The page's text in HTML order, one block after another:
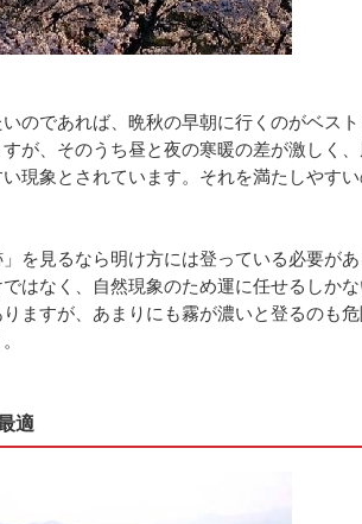
のであれば、晩秋の早朝に行くのがベスト
が、そのうち昼と夜の寒暖の差が激しく
現象とされています。それを満たしやすい
を見るなら明け方には登っている必要が
はなく、自然現象のため運に任せるしかな
ますが、あまりにも霧が濃いと登るのも
適